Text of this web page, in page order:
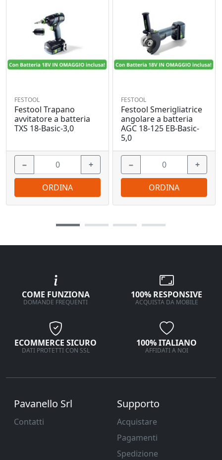
FESTOOL
Festool Trapano
avvitatore a batteria
TXS 18-Basic-3,0
− +
ORDINA
FESTOOL
Festool Smerigliatrice
angolare a batteria
AGC 18-125 EB-Basic-
5,0
− +
ORDINA
COME FUNZIONA
DOMANDE FREQUENTI
100% RESPONSIVE
ACQUISTA DA MOBILE
ECOMMERCE SICURO
DATI PROTETTI CON SSL
100% ITALIANO
AFFIDATI A NOI
Pavanello Srl
Contatti
Supporto
Acquistare
Pagamenti
Spedizione